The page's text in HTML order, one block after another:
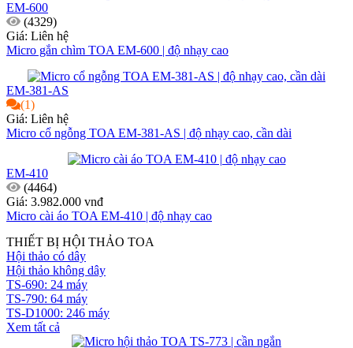
EM-600
(4329)
Giá: Liên hệ
Micro gắn chìm TOA EM-600 | độ nhạy cao
EM-381-AS
(1)
Giá: Liên hệ
Micro cổ ngỗng TOA EM-381-AS | độ nhạy cao, cần dài
EM-410
(4464)
Giá: 3.982.000 vnđ
Micro cài áo TOA EM-410 | độ nhạy cao
THIẾT BỊ HỘI THẢO TOA
Hội thảo có dây
Hội thảo không dây
TS-690: 24 máy
TS-790: 64 máy
TS-D1000: 246 máy
Xem tất cả